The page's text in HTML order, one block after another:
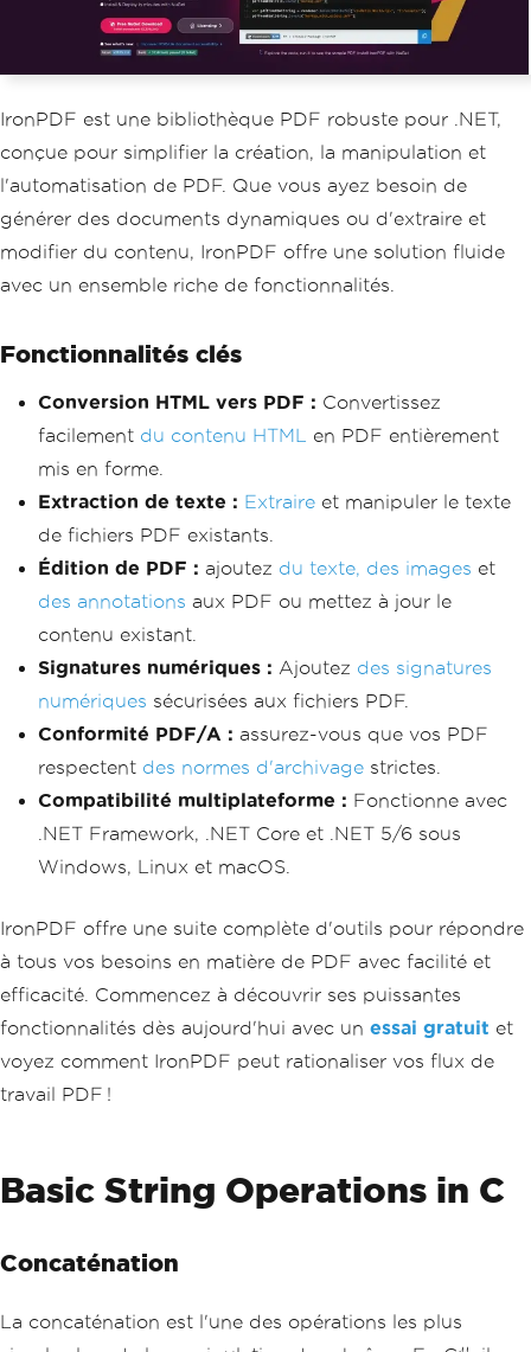
IronPDF est une bibliothèque PDF robuste pour .NET,
conçue pour simplifier la création, la manipulation et
l'automatisation de PDF. Que vous ayez besoin de
générer des documents dynamiques ou d'extraire et
modifier du contenu, IronPDF offre une solution fluide
avec un ensemble riche de fonctionnalités.
Fonctionnalités clés
Conversion HTML vers PDF : Convertissez
facilement du contenu HTML
en PDF entièrement
mis en forme.
Extraction de texte : Extraire et manipuler le texte
de fichiers PDF existants.
Édition de PDF : ajoutez du texte, des images et
des annotations aux PDF ou mettez à jour le
contenu existant.
Signatures numériques : Ajoutez des signatures
numériques sécurisées aux fichiers PDF.
Conformité PDF/A : assurez-vous que vos PDF
respectent des normes d'archivage strictes.
Compatibilité multiplateforme : Fonctionne avec
.NET Framework, .NET Core et .NET 5/6 sous
Windows, Linux et macOS.
IronPDF offre une suite complète d'outils pour répondre
à tous vos besoins en matière de PDF avec facilité et
efficacité. Commencez à découvrir ses puissantes
fonctionnalités dès aujourd'hui avec un essai gratuit et
voyez comment IronPDF peut rationaliser vos flux de
travail PDF !
Basic String Operations in C
Concaténation
La concaténation est l'une des opérations les plus